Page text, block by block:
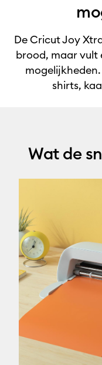
De Cricut Joy
brood, maar vult
shirts,
Wat de